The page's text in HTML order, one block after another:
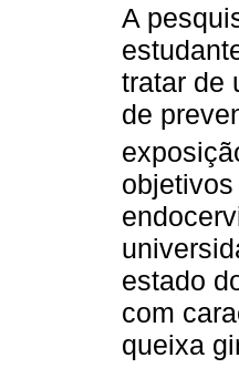
A
tratar de
de
estado
com
queixa